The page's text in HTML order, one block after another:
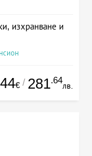
изхранване и
€ / 281.64
лв.